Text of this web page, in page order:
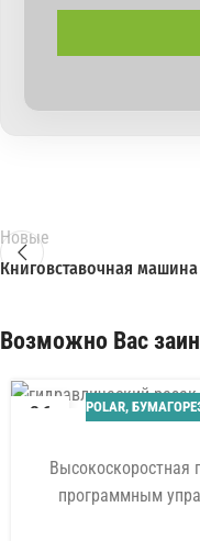
Новые
Книговставочная
Возможно Вас
06 POLAR,
Высокоскоростная
программным